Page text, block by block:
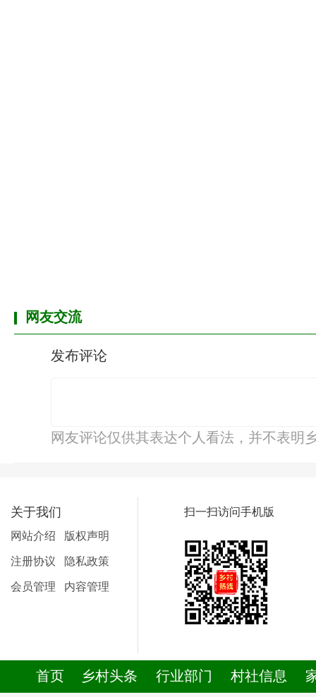
网友交流
发布评论
网友评论仅供其表达个人看法，并不表明
关于我们
网站介绍
版权声明
注册协议
隐私政策
会员管理
内容管理
扫一扫访问手机版
首页 乡村头条 行业部门 村社信息